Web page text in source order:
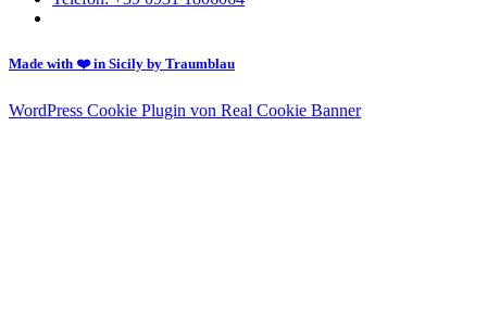
Made with ❤️ in Sicily by Traumblau
WordPress Cookie Plugin von Real Cookie Banner